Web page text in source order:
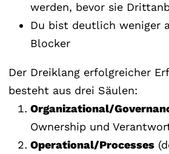
werden, bevor sie
Du bist deutlich weniger
Blocker
Der Dreiklang erfolgreicher
besteht aus drei Säulen:
Organizational/
Ownership und
Operational/Processes